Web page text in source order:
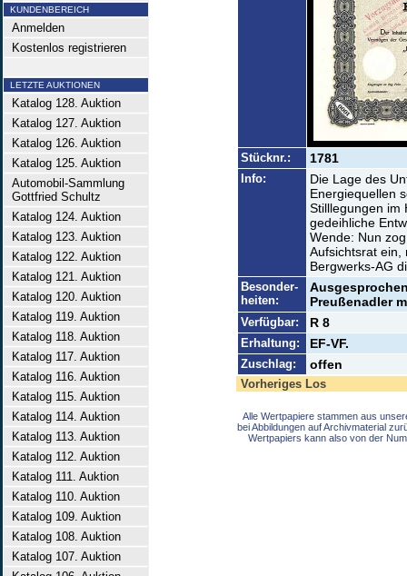
KUNDENBEREICH
Anmelden
Kostenlos registrieren
LETZTE AUKTIONEN
Katalog 128. Auktion
Katalog 127. Auktion
Katalog 126. Auktion
Katalog 125. Auktion
Automobil-Sammlung
Gottfried Schultz
Katalog 124. Auktion
Katalog 123. Auktion
Katalog 122. Auktion
Katalog 121. Auktion
Katalog 120. Auktion
Katalog 119. Auktion
Katalog 118. Auktion
Katalog 117. Auktion
Katalog 116. Auktion
Katalog 115. Auktion
Katalog 114. Auktion
Katalog 113. Auktion
Katalog 112. Auktion
Katalog 111. Auktion
Katalog 110. Auktion
Katalog 109. Auktion
Katalog 108. Auktion
Katalog 107. Auktion
Stücknr.: 1781
Info:
Die Lage des
Energiequellen
Stilllegungen im
gedeihliche
Wende: Nun
Aufsichtsrat ein,
Bergwerks-AG
Besonder-
heiten:
Preußenadler
Verfügbar: R 8
Erhaltung: EF-VF.
Zuschlag: offen
Vorheriges Los
Alle Wertpapiere stammen aus
bei Abbildungen auf Archivmaterial
Wertpapiers kann also von der